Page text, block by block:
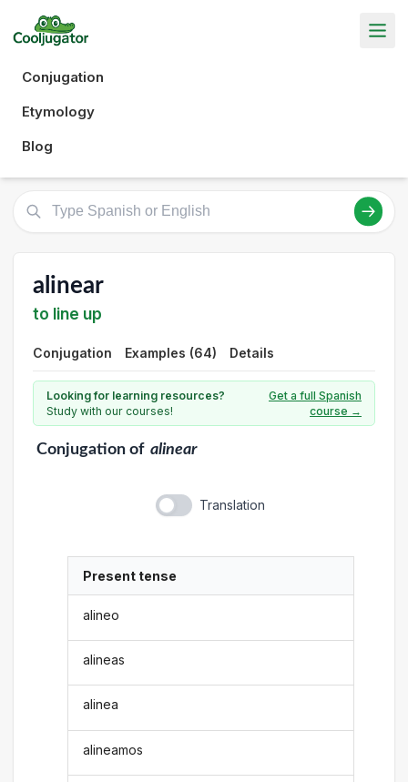
Conjugation
Etymology
Blog
alinear
to line up
Conjugation Examples (64) Details
Looking for learning resources?
Study with our courses!
Get a full Spanish
course →
Conjugationof alinear
Translation
Present tense
alineo
alineas
alinea
alineamos